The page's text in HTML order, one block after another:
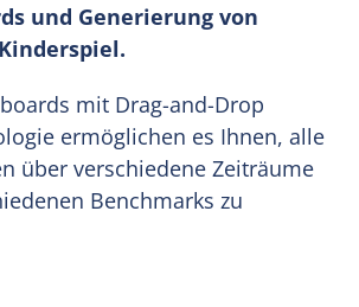
und Generierung von
mit Drag-and-Drop
ermöglichen es Ihnen, alle
über verschiedene Zeiträume
Benchmarks zu